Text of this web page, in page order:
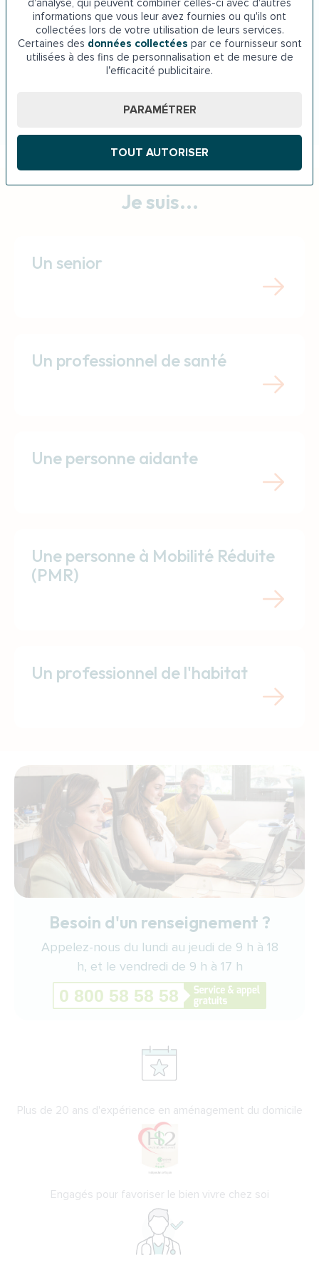
d'analyse, qui peuvent combiner celles-ci avec d'autres
informations que vous leur avez fournies ou qu'ils ont
collectées lors de votre utilisation de leurs services.
Certaines des données collectées par ce fournisseur sont
utilisées à des fins de personnalisation et de mesure de
l’efficacité publicitaire.
PARAMÉTRER
TOUT AUTORISER
Baignoire à porte Hauts-de-
France
Je suis...
Un senior
Un professionnel de santé
Une personne aidante
Une personne à Mobilité Réduite
(PMR)
Un professionnel de l'habitat
Besoin d'un renseignement ?
Appelez-nous du lundi au jeudi de 9 h à 18
h, et le vendredi de 9 h à 17 h
Plus de 20 ans d'expérience en aménagement du domicile
Engagés pour favoriser le bien vivre chez soi